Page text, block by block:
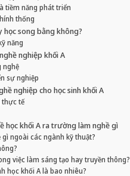
tiềm năng phát triển
thống
học song bằng không?
năng
nghiệp khối A
nghệ
sự nghiệp
nghiệp cho học sinh khối A
tế
học khối A ra trường làm nghề gì
gì ngoài các ngành kỹ thuật?
việc làm sáng tạo hay truyền thông?
học khối A là bao nhiêu?